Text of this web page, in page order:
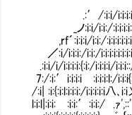
.:′/:i:i/i:i:i:i:i:i:i:i:/
_ノ:i:i/i:i:/:i:i:i:i:i:i:i:i/
,rf´:i:i:i/i:i:/:i:i:i:i:i:i:i:i/
／:i/i:i:i:/i:i:/i:i:i:i:i:i:i:i:/
.:i:i/i/i:i:i:i:{:i:/i:i:i:i/i:i:i::/
7:/:i:′i:i:i:iⅥ:i:i:i:l:/i:i:i{:i:､
/:i| :i:{:i:l:i:i:i:/i:i:i:i:i八､i:i
l:i:l|:i:i:Ⅵ:i:i:′:i:i:/ .ｧ